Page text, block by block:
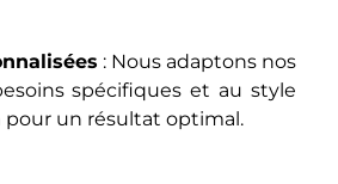
: Nous adaptons nos
spécifiques et au style
pour un résultat optimal.